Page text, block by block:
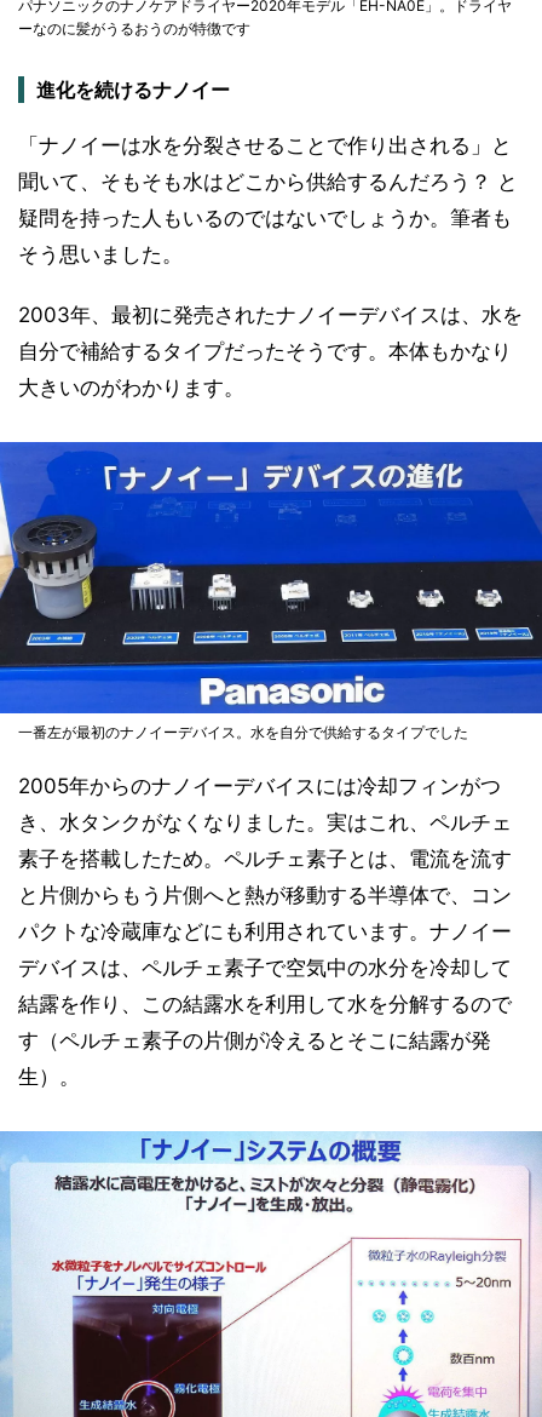
パナソニックのナノケアドライヤー2020年モデル「EH-NA0E」。ドライヤ
ーなのに髪がうるおうのが特徴です
進化を続けるナノイー
「ナノイーは水を分裂させることで作り出される」と
聞いて、そもそも水はどこから供給するんだろう？ と
疑問を持った人もいるのではないでしょうか。筆者も
そう思いました。
2003年、最初に発売されたナノイーデバイスは、水を
自分で補給するタイプだったそうです。本体もかなり
大きいのがわかります。
一番左が最初のナノイーデバイス。水を自分で供給するタイプでした
2005年からのナノイーデバイスには冷却フィンがつ
き、水タンクがなくなりました。実はこれ、ペルチェ
素子を搭載したため。ペルチェ素子とは、電流を流す
と片側からもう片側へと熱が移動する半導体で、コン
パクトな冷蔵庫などにも利用されています。ナノイー
デバイスは、ペルチェ素子で空気中の水分を冷却して
結露を作り、この結露水を利用して水を分解するので
す（ペルチェ素子の片側が冷えるとそこに結露が発
生）。